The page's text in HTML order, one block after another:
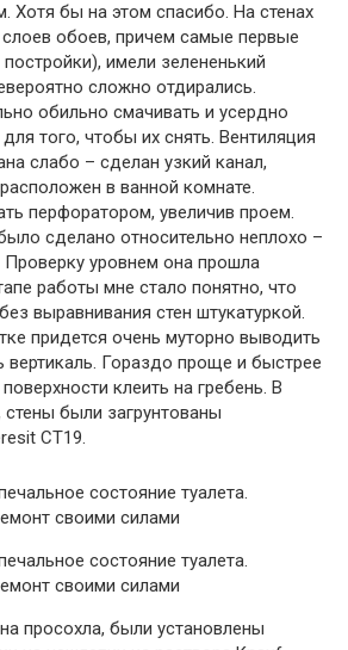
Хотя бы на этом спасибо. На стенах
обоев, причем самые первые
имели зелененький
сложно отдирались.
обильно смачивать и усердно
того, чтобы их снять. Вентиляция
слабо – сделан узкий канал,
в ванной комнате.
перфоратором, увеличив проем.
сделано относительно неплохо –
Проверку уровнем она прошла
работы мне стало понятно, что
выравнивания стен штукатуркой.
придется очень муторно выводить
вертикаль. Гораздо проще и быстрее
клеить на гребень. В
стены были загрунтованы
CT19.
просохла, были установлены